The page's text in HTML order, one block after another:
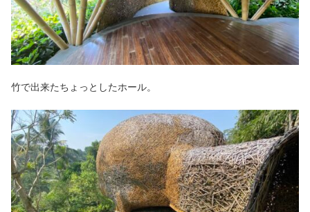
竹で出来たちょっとしたホール。